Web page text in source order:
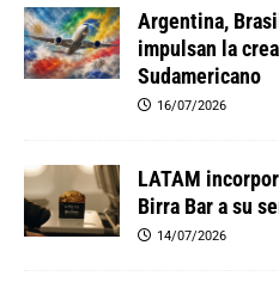
Argentina,
impulsan la
Sudamericano
16/07/2026
LATAM
Birra Bar a su
14/07/2026